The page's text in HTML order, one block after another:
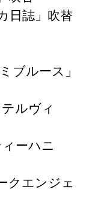
日誌」吹替
ブルース」
ルヴィ
ーハニ
クエンジェ